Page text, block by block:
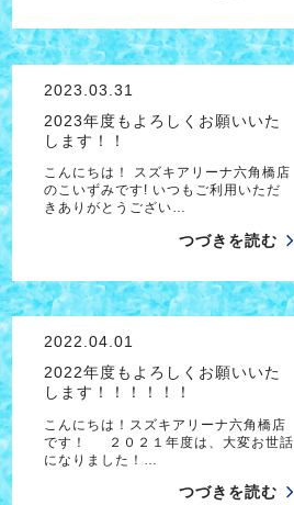
2023.03.31
2023年度もよろしくお願いいた
します！！
こんにちは！ スズキアリーナ六角橋店
のこいずみです! いつもご利用いただ
きありがとうござい…
つづきを読む
2022.04.01
2022年度もよろしくお願いいた
します！！！！！！
こんにちは！スズキアリーナ六角橋店
です！ ２０２１年度は、大変お世話
になりました！…
つづきを読む